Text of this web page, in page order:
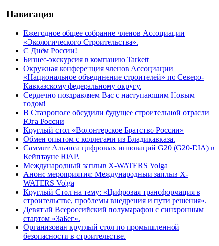
Навигация
Ежегодное общее собрание членов Ассоциации
«Экологического Строительства».
С Днём России!
Бизнес-экскурсия в компанию Tarkett
Окружная конференция членов Ассоциации
«Национальное объединение строителей» по Северо-
Кавказскому федеральному округу.
Сердечно поздравляем Вас с наступающим Новым
годом!
В Ставрополе обсудили будущее строительной отрасли
Юга России
Круглый стол «Волонтерское Братство России»
Обмен опытом с коллегами из Владикавказа.
Саммит Альянса цифровых инноваций G20 (G20-DIA) в
Кейптауне ЮАР.
Международный заплыв X-WATERS Volga
Анонс мероприятия: Международный заплыв X-
WATERS Volga
Круглый Стол на тему: «Цифровая трансформация в
строительстве, проблемы внедрения и пути решения».
Девятый Всероссийский полумарафон с синхронным
стартом «ЗаБег».
Организован круглый стол по промышленной
безопасности в строительстве.